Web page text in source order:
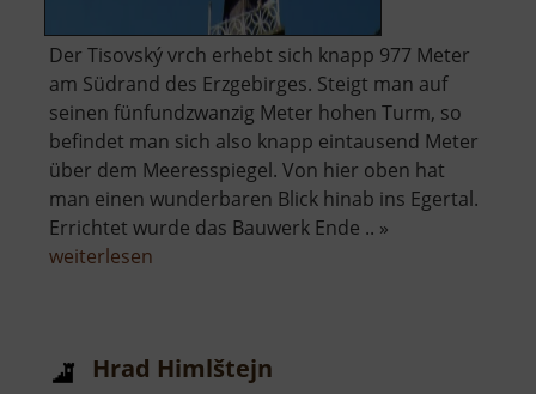
Der Tisovský vrch erhebt sich knapp 977 Meter
am Südrand des Erzgebirges. Steigt man auf
seinen fünfundzwanzig Meter hohen Turm, so
befindet man sich also knapp eintausend Meter
über dem Meeresspiegel. Von hier oben hat
man einen wunderbaren Blick hinab ins Egertal.
Errichtet wurde das Bauwerk Ende .. »
weiterlesen
Hrad Himlštejn